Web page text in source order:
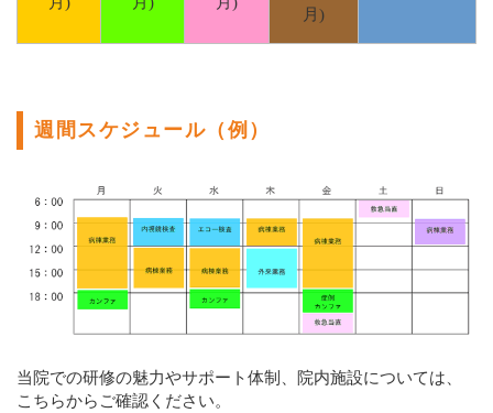
月)
週間スケジュール（例）
当院での研修の魅力やサポート体制、院内施設については、
こちらからご確認ください。